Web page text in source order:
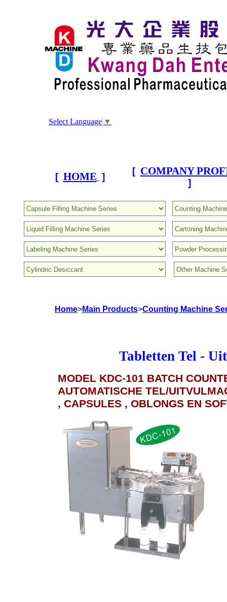
Select Language ▼
[ HOME ]
[ COMPANY
]
Home>Main Products>Counting Machine
Tabletten Tel -
MODEL KDC-101 BATCH
AUTOMATISCHE TEL/
, CAPSULES , OBLONGS EN